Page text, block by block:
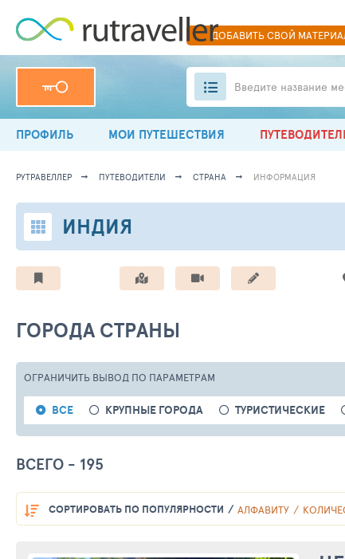
ДОБАВИТЬСВОЙ
Введите название
ПРОФИЛЬ МОИ ПУТЕШЕСТВИЯ
РУТРАВЕЛЛЕР ПУТЕВОДИТЕЛИ СТРАНА ИНФОРМАЦИЯ
ИНДИЯ
ГОРОДА СТРАНЫ
ОГРАНИЧИТЬ ВЫВОД ПО ПАРАМЕТРАМ
ВСЕ КРУПНЫЕ ГОРОДА ТУРИСТИЧЕСКИЕ
ВСЕГО - 195
СОРТИРОВАТЬ ПО ПОПУЛЯРНОСТИ АЛФАВИТУ